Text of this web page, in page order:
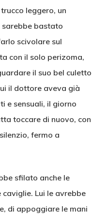
leggero, un
bastato
scivolare sul
con il solo perizoma,
il suo bel culetto
il dottore aveva già
e sensuali, il giorno
toccare di nuovo, con
fermo a
sfilato anche le
Lui le avrebbe
di appoggiare le mani